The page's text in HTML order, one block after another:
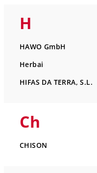
H
HAWO GmbH
Herbai
HIFAS DA TERRA, S.L.
Ch
CHISON